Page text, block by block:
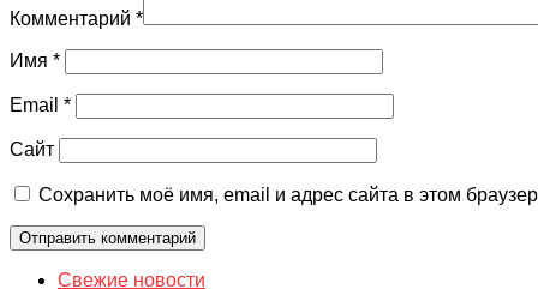
Комментарий *
Имя *
Email *
Сайт
Сохранить моё имя, email и адрес сайта в этом
Свежие новости